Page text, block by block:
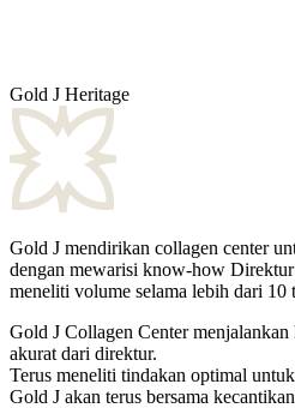
Gold J Heritage
Gold J mendirikan collagen center
dengan mewarisi know-how
meneliti volume selama lebih dari 10
Gold J Collagen Center
akurat dari direktur.
Terus meneliti tindakan optimal
Gold J akan terus bersama